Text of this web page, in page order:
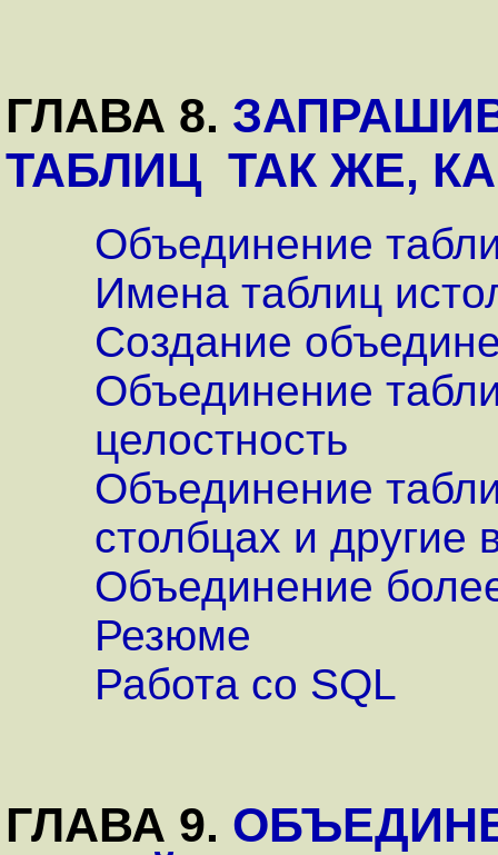
ГЛАВА 8.
ТАБЛИЦ ТАК ЖЕ,
Объединение
Имена таблиц
Создание
Объединение
целостность
Объединение
столбцах и
Объединение
Резюме
Работа со SQL
ГЛАВА 9.